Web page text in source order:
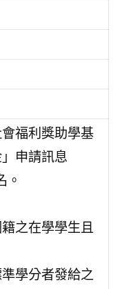
福利獎助學基
申請訊息
。
籍之在學學生且
準學分者發給之